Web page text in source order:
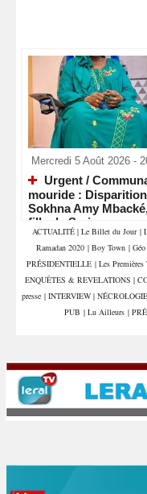
Mercredi 5 Août 2026 -
Urgent /
mouride :
Sokhna Amy
fille de Serigne
Mountakha Mbacké
ACTUALITÉ | Le Billet du Jour |
Ramadan 2020 | Boy Town |
PRÉSIDENTIELLE | Les Premières
ENQUÊTES & REVELATIONS |
presse | INTERVIEW | NÉCROLOGIE
PUB | Lu Ailleurs |